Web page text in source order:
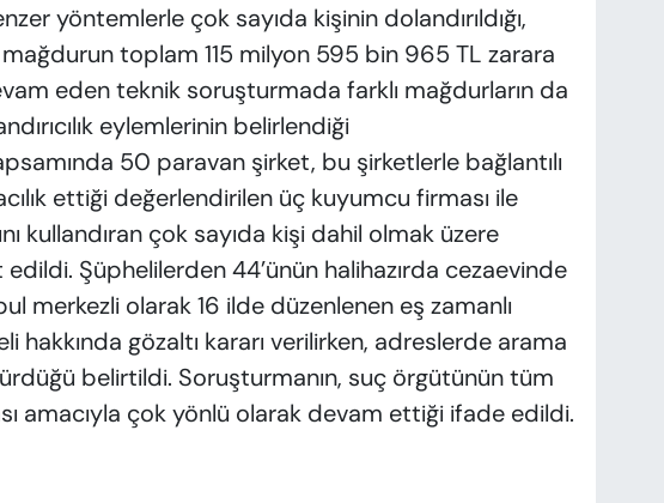
yöntemlerle çok sayıda kişinin dolandırıldığı,
toplam 115 milyon 595 bin 965 TL zarara
eden teknik soruşturmada farklı mağdurların da
eylemlerinin belirlendiği
50 paravan şirket, bu şirketlerle bağlantılı
ettiği değerlendirilen üç kuyumcu firması ile
kullandıran çok sayıda kişi dahil olmak üzere
Şüphelilerden 44’ünün halihazırda cezaevinde
merkezli olarak 16 ilde düzenlenen eş zamanlı
hakkında gözaltı kararı verilirken, adreslerde arama
belirtildi. Soruşturmanın, suç örgütünün tüm
amacıyla çok yönlü olarak devam ettiği ifade edildi.